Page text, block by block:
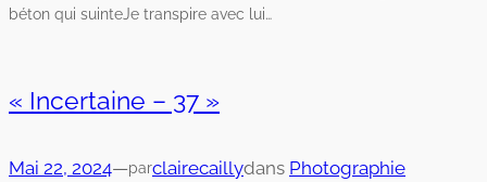
béton qui suinteJe transpire avec lui…
« Incertaine – 37 »
Mai 22, 2024—parclairecaillydans Photographie